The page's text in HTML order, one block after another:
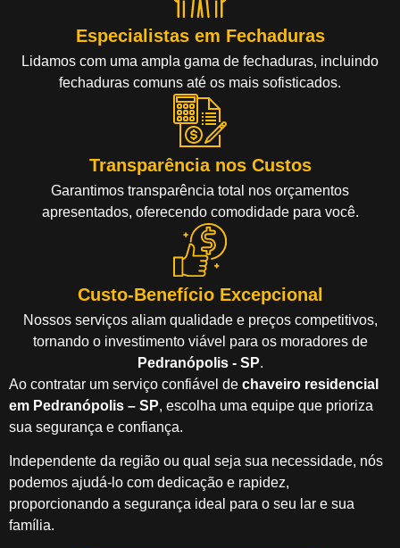
Especialistas em Fechaduras
Lidamos com uma ampla gama de fechaduras, incluindo
fechaduras comuns até os mais sofisticados.
Transparência nos Custos
Garantimos transparência total nos orçamentos
apresentados, oferecendo comodidade para você.
Custo-Benefício Excepcional
Nossos serviços aliam qualidade e preços competitivos,
tornando o investimento viável para os moradores de
Pedranópolis - SP.
Ao contratar um serviço confiável de chaveiro residencial
em Pedranópolis – SP, escolha uma equipe que prioriza
sua segurança e confiança.
Independente da região ou qual seja sua necessidade, nós
podemos ajudá-lo com dedicação e rapidez,
proporcionando a segurança ideal para o seu lar e sua
família.